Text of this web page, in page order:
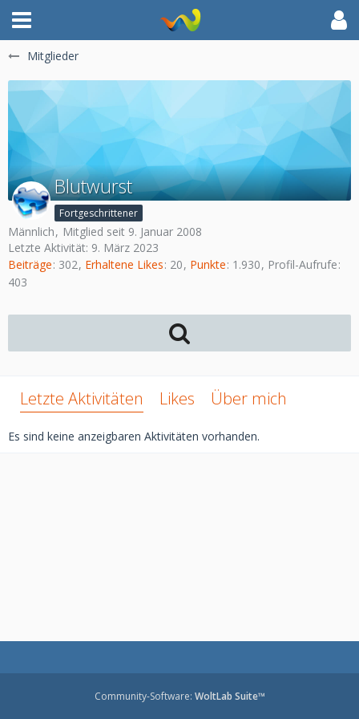
Mitglieder
Blutwurst
Fortgeschrittener
Männlich
Mitglied seit 9. Januar 2008
Letzte Aktivität: 9. März 2023
Beiträge 302 Erhaltene Likes 20 Punkte 1.930
Profil-Aufrufe
403
Letzte Aktivitäten Likes Über mich
Es sind keine anzeigbaren Aktivitäten vorhanden.
Community-Software: WoltLab Suite™